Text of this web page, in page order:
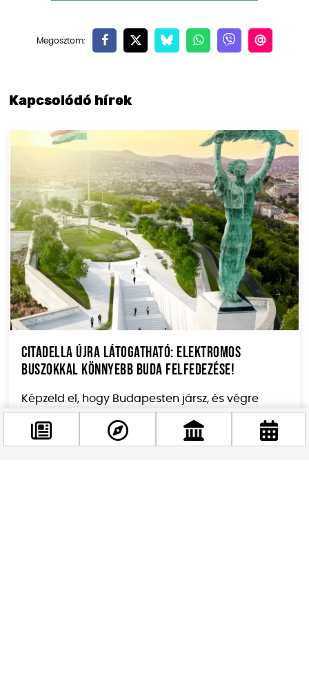
Kapcsolódó hírek
Citadella újra látogatható: elektromos
buszokkal könnyebb Buda felfedezése!
Képzeld el, hogy Budapesten jársz, és végre
felmehetsz a Gellért-hegy tetejére, a
Citadellához, ráadásul zöldebben, okosabban.
Heteken...